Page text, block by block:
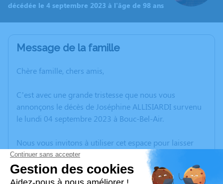
décédée le 4 septembre 2023 à l'âge de 98 ans
Message de la famille
Chère famille, chers amis,
C’est avec une grande tristesse que nous vous
annonçons le décès de Joséphine ALLISIARDI survenu
le lundi 04 septembre 2023 à Bouc-Bel-Air.
Nous vous invitons à utiliser cet espace pour laisser
vos condoléances, partager des photos souvenirs, une
anecdote ou exprimer vos pensées à travers des
poèmes ou des textes. Cet endroit est un lieu